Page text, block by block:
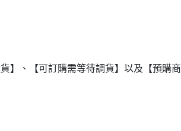
】、【可訂購需等待調貨】以及【預購商